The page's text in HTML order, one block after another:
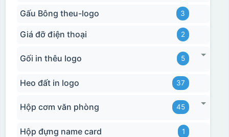
Gấu Bông theu-logo 3
Giá đỡ điện thoại 2
Gối in thêu logo 5
Heo đất in logo 37
Hộp cơm văn phòng 45
Hộp đựng name card 1